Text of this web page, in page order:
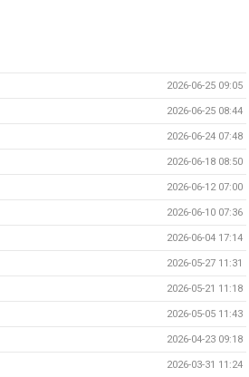
2026-06-25 09:05
2026-06-25 08:44
2026-06-24 07:48
2026-06-18 08:50
2026-06-12 07:00
2026-06-10 07:36
2026-06-04 17:14
2026-05-27 11:31
2026-05-21 11:18
2026-05-05 11:43
2026-04-23 09:18
2026-03-31 11:24